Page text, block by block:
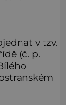
v tzv.
(č. p.